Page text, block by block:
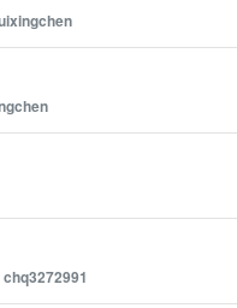
chq3272991